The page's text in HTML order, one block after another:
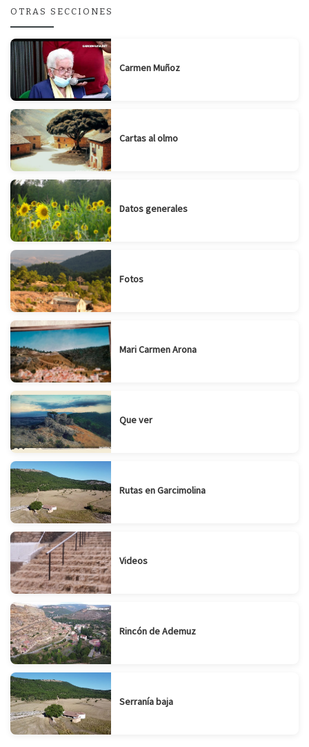
OTRAS SECCIONES
Carmen Muñoz
Cartas al olmo
Datos generales
Fotos
Mari Carmen Arona
Que ver
Rutas en Garcimolina
Videos
Rincón de Ademuz
Serranía baja